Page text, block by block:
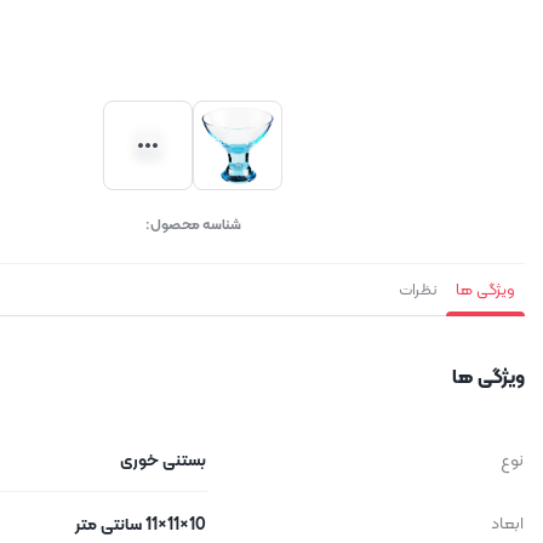
شناسه محصول:
ویژگی ها نظرات
ویژگی ها
نوع بستنی خوری
ابعاد 10×11×11 سانتی متر